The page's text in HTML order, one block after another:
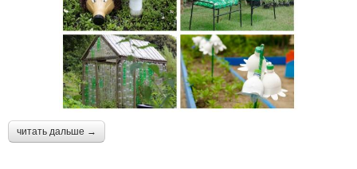
читать дальше →